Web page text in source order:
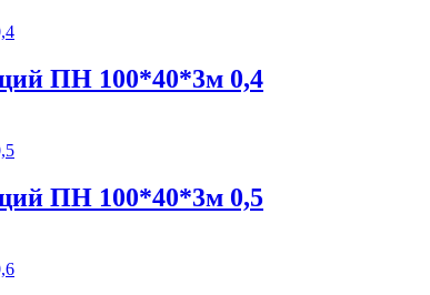
ПН 100*40*3м 0,4
ПН 100*40*3м 0,5